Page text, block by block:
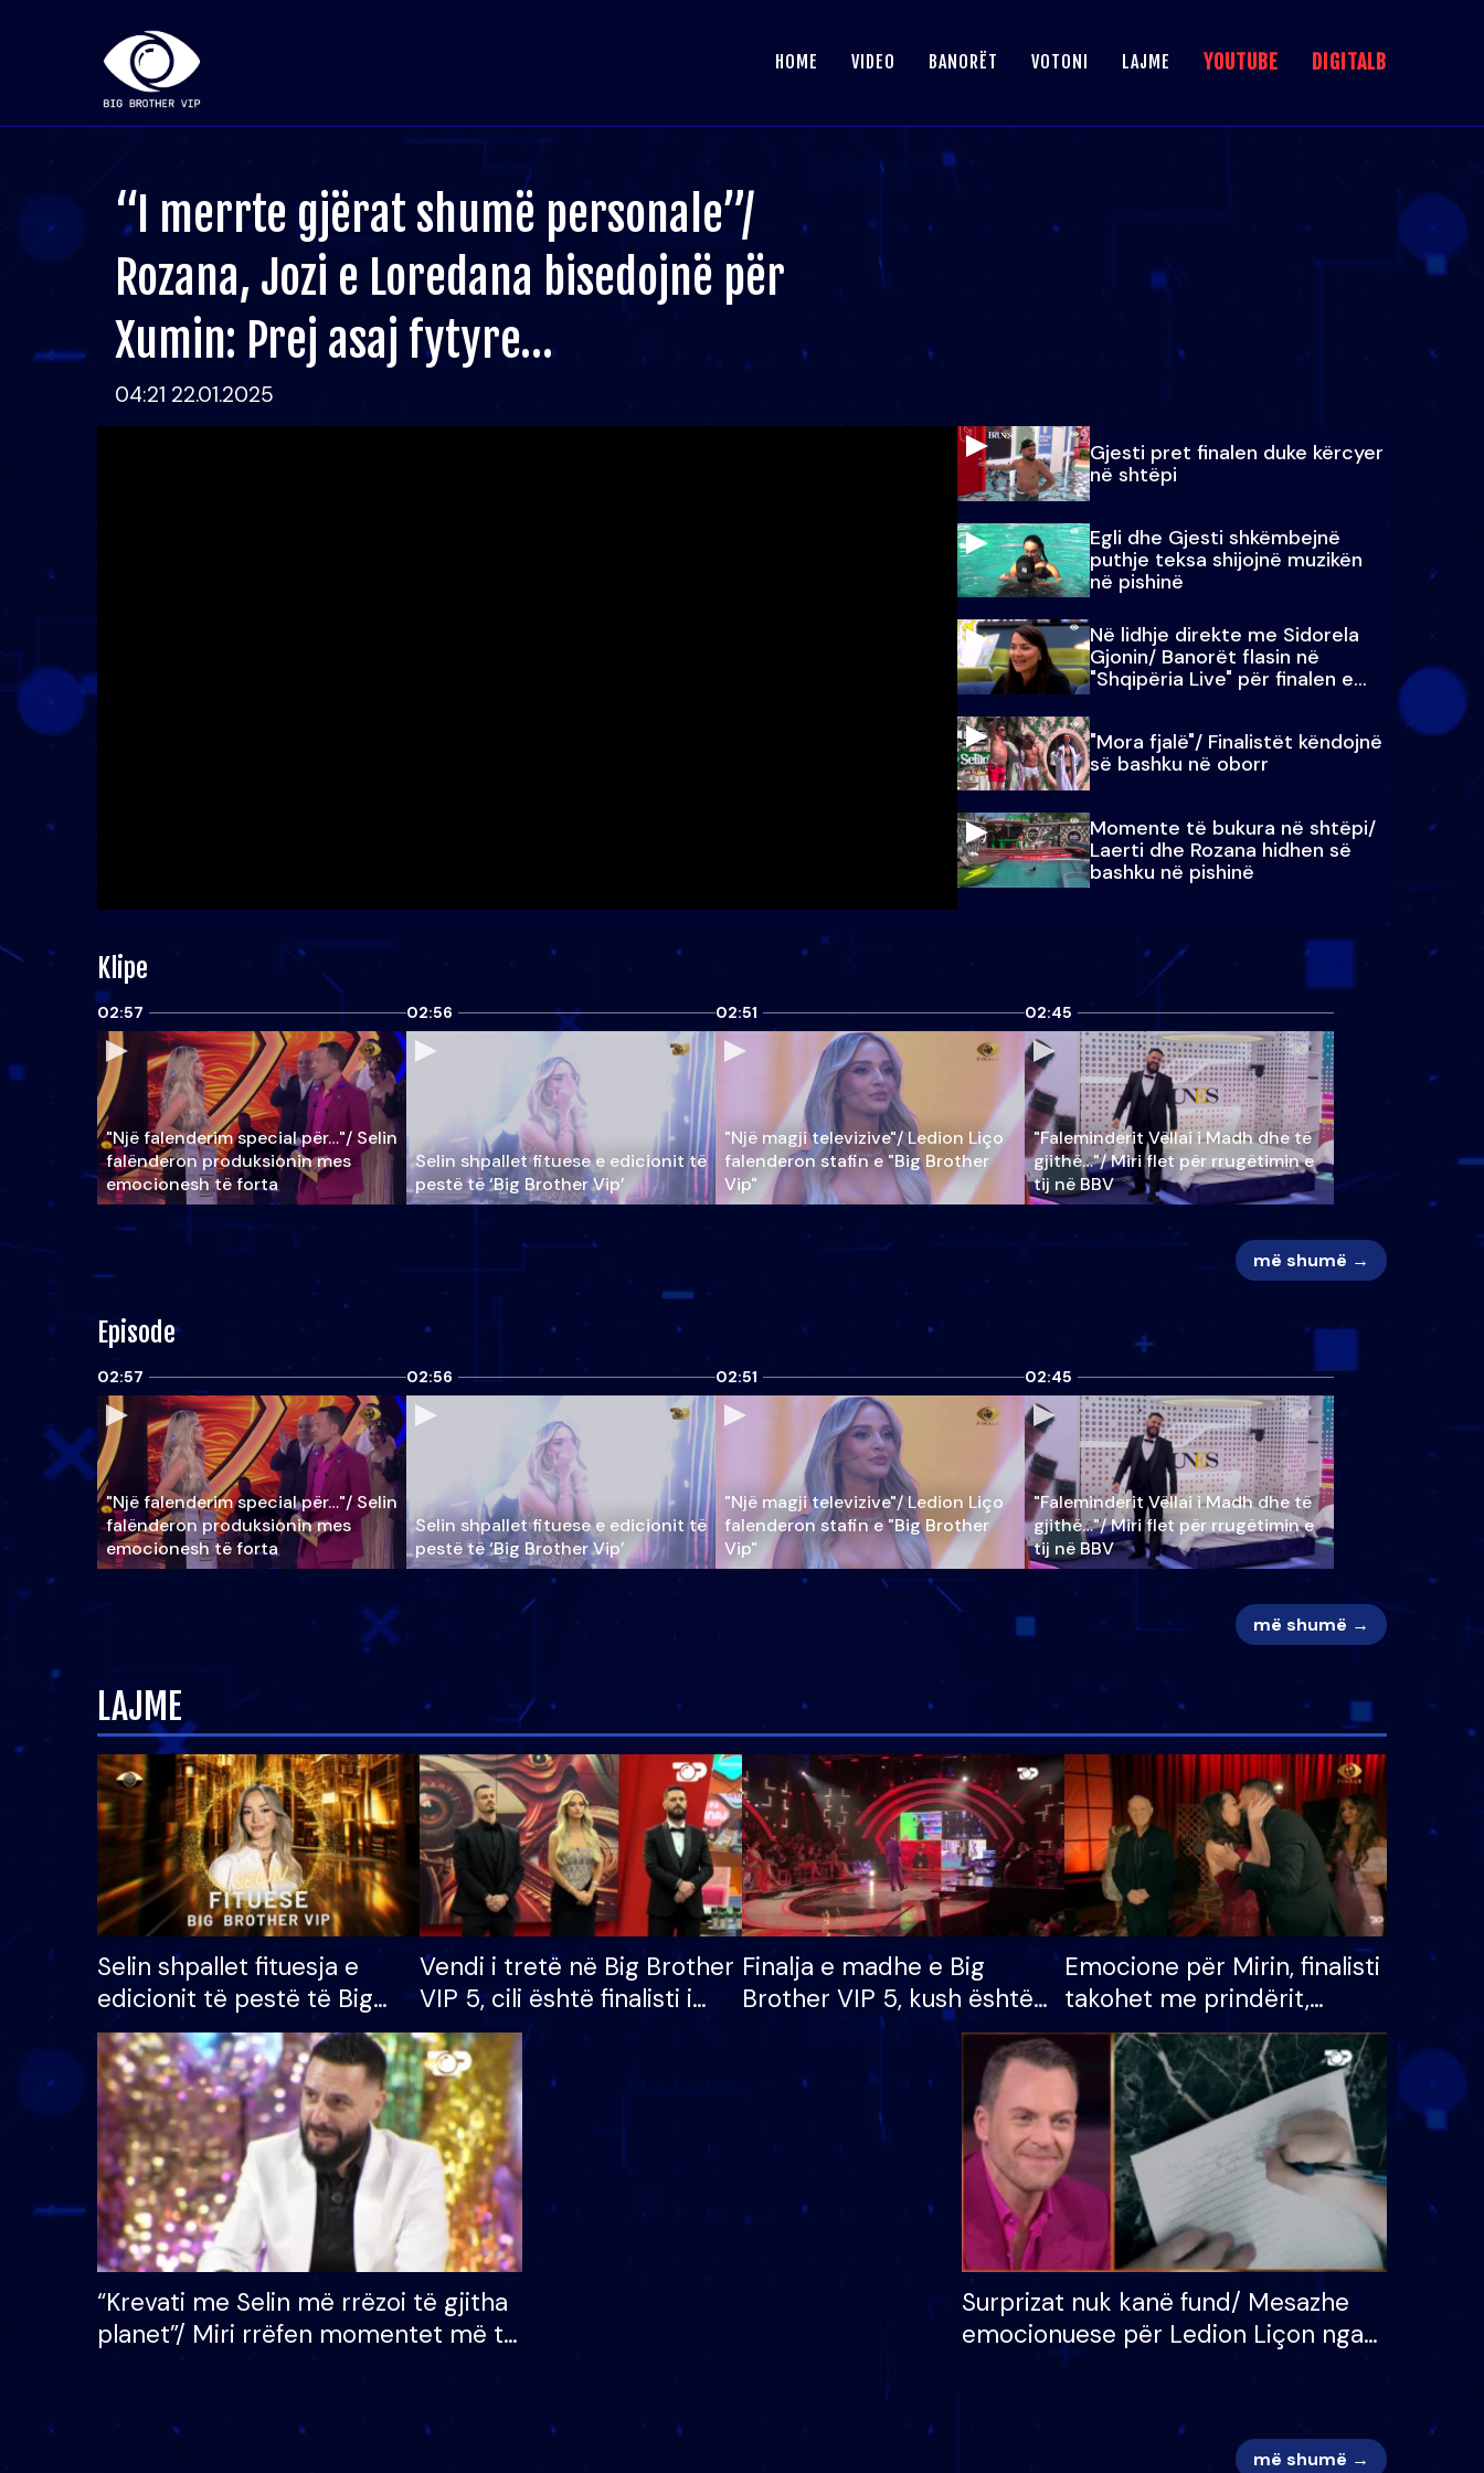
HOME VIDEO BANORËT VOTONI LAJME YOUTUBE DIGITALB
“I merrte gjërat shumë personale”/
Rozana, Jozi e Loredana bisedojnë për
Xumin: Prej asaj fytyre…
04:21 22.01.2025
Gjesti pret finalen duke kërcyer
në shtëpi
Egli dhe Gjesti shkëmbejnë
puthje teksa shijojnë muzikën
në pishinë
Në lidhje direkte me Sidorela
Gjonin/ Banorët flasin në
"Shqipëria Live" për finalen e
madhe
"Mora fjalë"/ Finalistët këndojnë
së bashku në oborr
Momente të bukura në shtëpi/
Laerti dhe Rozana hidhen së
bashku në pishinë
Klipe
02:57
"Një falenderim special për…"/ Selin
falënderon produksionin mes
emocionesh të forta
02:56
Selin shpallet fituese e edicionit të
pestë të ‘Big Brother Vip’
02:51
"Një magji televizive"/ Ledion Liço
falenderon stafin e "Big Brother
Vip"
02:45
"Faleminderit Vëllai i Madh dhe të
gjithë…"/ Miri flet për rrugëtimin e
tij në BBV
më shumë →
Episode
02:57
"Një falenderim special për…"/ Selin
falënderon produksionin mes
emocionesh të forta
02:56
Selin shpallet fituese e edicionit të
pestë të ‘Big Brother Vip’
02:51
"Një magji televizive"/ Ledion Liço
falenderon stafin e "Big Brother
Vip"
02:45
"Faleminderit Vëllai i Madh dhe të
gjithë…"/ Miri flet për rrugëtimin e
tij në BBV
më shumë →
LAJME
Selin shpallet fituesja e
edicionit të pestë të Big
Brother VIP, rrëmben
çmimin e madh prej 100
mijë eurosh
Vendi i tretë në Big Brother
VIP 5, cili është finalisti i
radhës që lë shtëpinë
Finalja e madhe e Big
Brother VIP 5, kush është
banori i parë që lë shtëpinë
dhe humb mundësinë për
të fituar çmimin e madh
Emocione për Mirin, finalisti
takohet me prindërit,
vajzën dhe bashkëshorten:
S’kemi ndonjë letër divorci
apo jo?
“Krevati me Selin më rrëzoi të gjitha
planet”/ Miri rrëfen momentet më të
bukura në shtëpinë e BB VIP: Do më
Surprizat nuk kanë fund/ Mesazhe
emocionuese për Ledion Liçon nga
nëna dhe fëmijët e tij, moderatori
më shumë →